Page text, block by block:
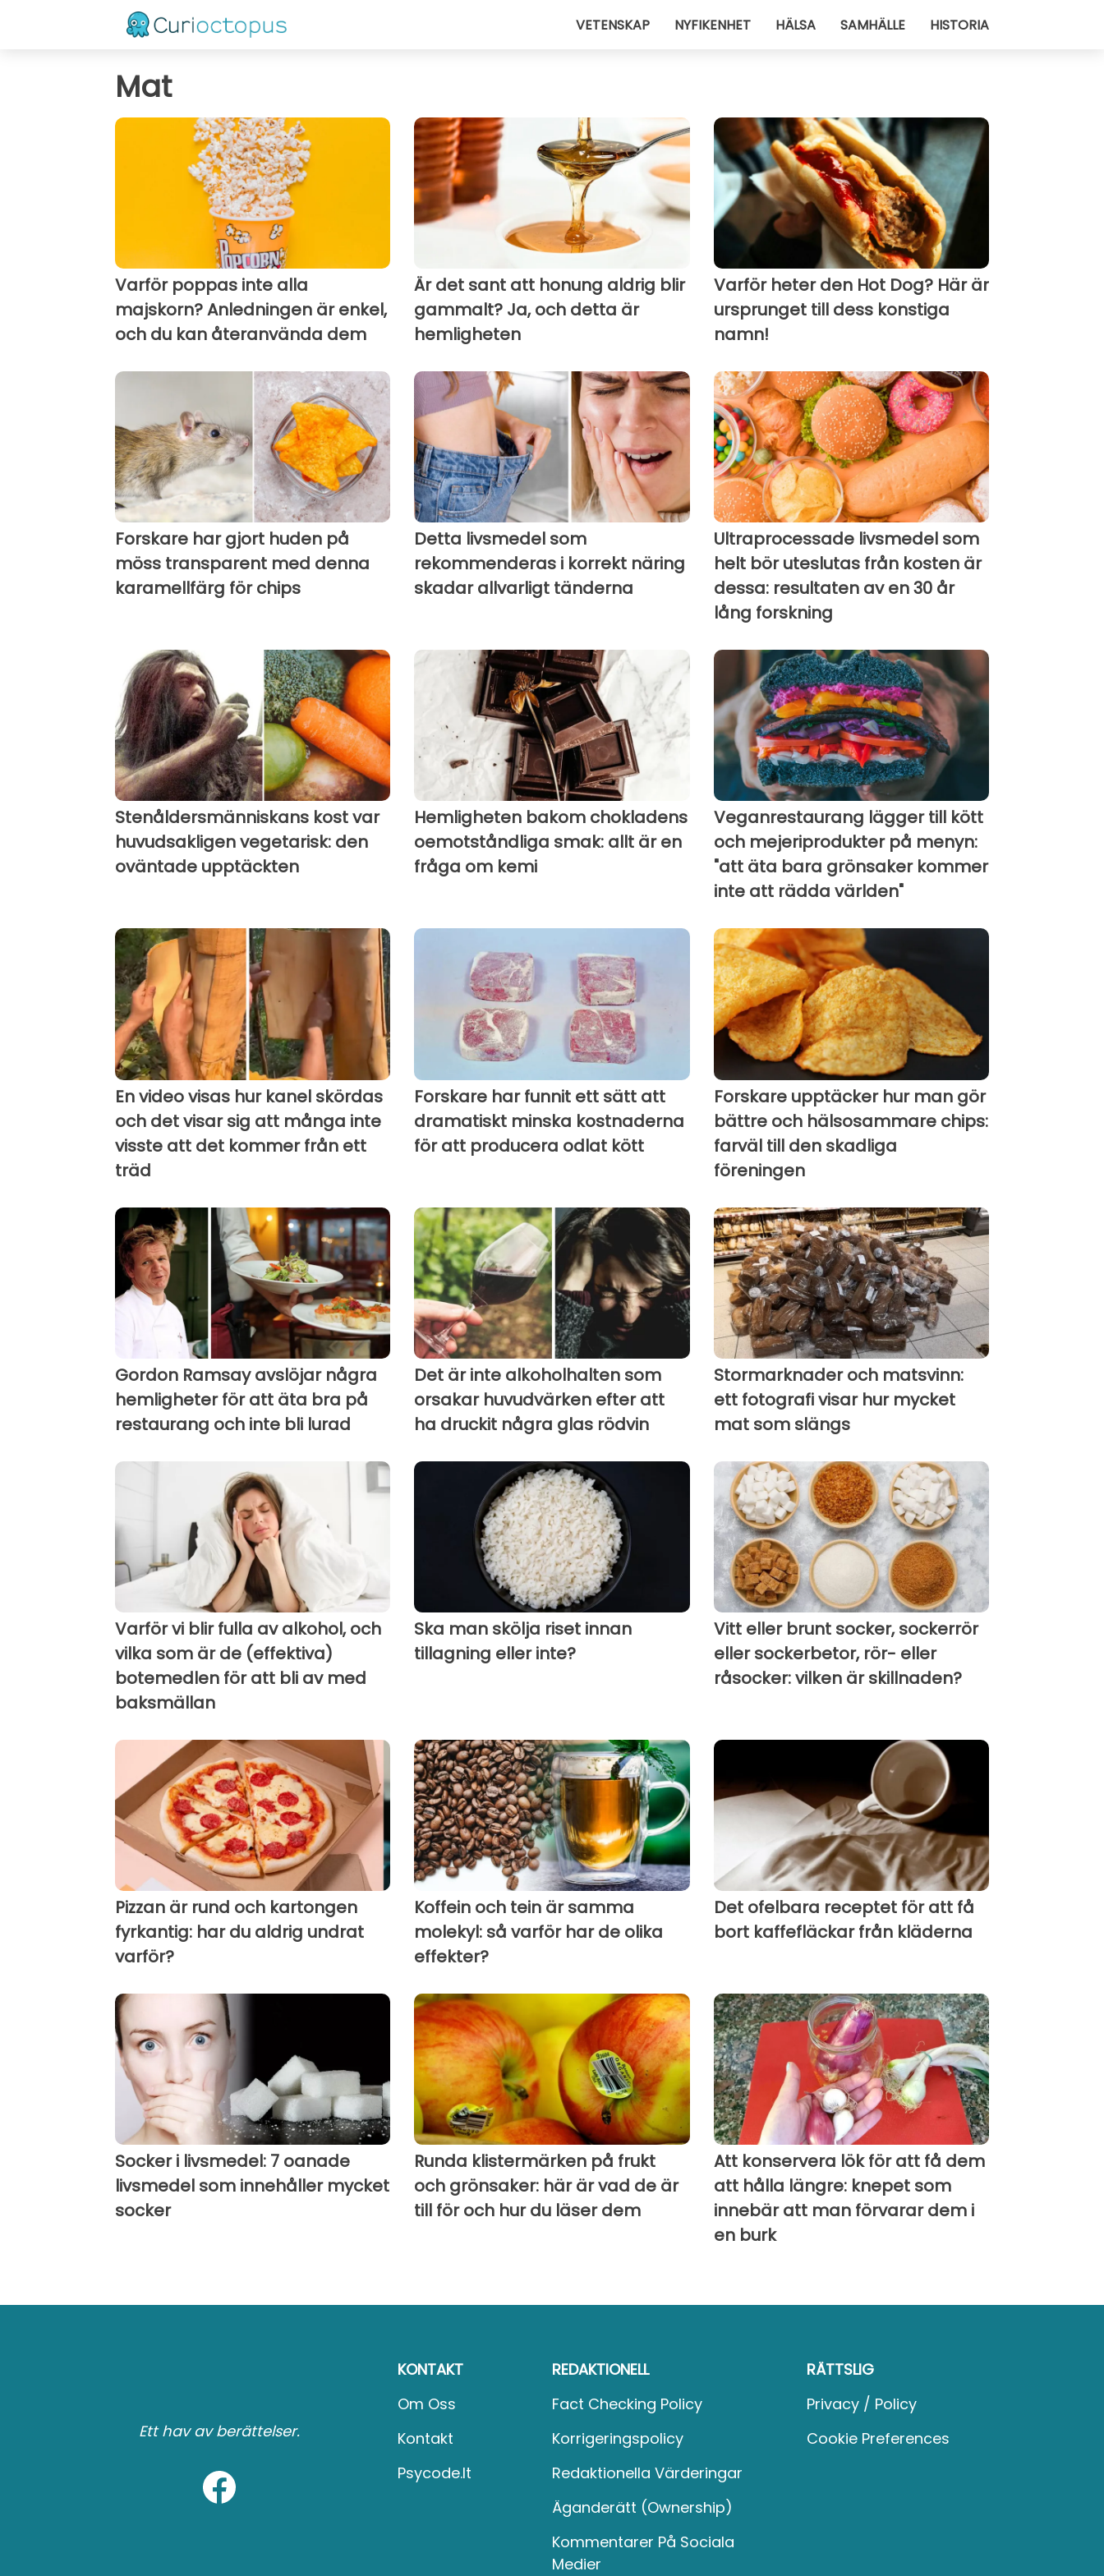
VETENSKAP NYFIKENHET HÄLSA SAMHÄLLE HISTORIA
Mat
Varför poppas inte alla
majskorn? Anledningen är enkel,
och du kan återanvända dem
Är det sant att honung aldrig blir
gammalt? Ja, och detta är
hemligheten
Varför heter den Hot Dog? Här är
ursprunget till dess konstiga
namn!
Forskare har gjort huden på
möss transparent med denna
karamellfärg för chips
Detta livsmedel som
rekommenderas i korrekt näring
skadar allvarligt tänderna
Ultraprocessade livsmedel som
helt bör uteslutas från kosten är
dessa: resultaten av en 30 år
lång forskning
Stenåldersmänniskans kost var
huvudsakligen vegetarisk: den
oväntade upptäckten
Hemligheten bakom chokladens
oemotståndliga smak: allt är en
fråga om kemi
Veganrestaurang lägger till kött
och mejeriprodukter på menyn:
"att äta bara grönsaker kommer
inte att rädda världen"
En video visas hur kanel skördas
och det visar sig att många inte
visste att det kommer från ett
träd
Forskare har funnit ett sätt att
dramatiskt minska kostnaderna
för att producera odlat kött
Forskare upptäcker hur man gör
bättre och hälsosammare chips:
farväl till den skadliga
föreningen
Gordon Ramsay avslöjar några
hemligheter för att äta bra på
restaurang och inte bli lurad
Det är inte alkoholhalten som
orsakar huvudvärken efter att
ha druckit några glas rödvin
Stormarknader och matsvinn:
ett fotografi visar hur mycket
mat som slängs
Varför vi blir fulla av alkohol, och
vilka som är de (effektiva)
botemedlen för att bli av med
baksmällan
Ska man skölja riset innan
tillagning eller inte?
Vitt eller brunt socker, sockerrör
eller sockerbetor, rör- eller
råsocker: vilken är skillnaden?
Pizzan är rund och kartongen
fyrkantig: har du aldrig undrat
varför?
Koffein och tein är samma
molekyl: så varför har de olika
effekter?
Det ofelbara receptet för att få
bort kaffefläckar från kläderna
Socker i livsmedel: 7 oanade
livsmedel som innehåller mycket
socker
Runda klistermärken på frukt
och grönsaker: här är vad de är
till för och hur du läser dem
Att konservera lök för att få dem
att hålla längre: knepet som
innebär att man förvarar dem i
en burk
Ett hav av berättelser.
KONTAKT
Om Oss
Kontakt
Psycode.it
REDAKTIONELL
Fact Checking Policy
Korrigeringspolicy
Redaktionella Värderingar
Äganderätt (Ownership)
Kommentarer På Sociala
Medier
RÄTTSLIG
Privacy / Policy
Cookie Preferences